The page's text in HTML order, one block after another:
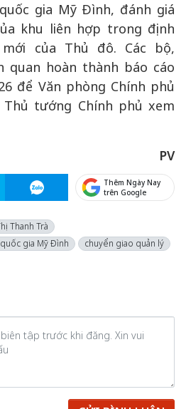
gia Mỹ Đình, đánh giá
khu liên hợp trong định
của Thủ đô. Các bộ,
quan hoàn thành báo cáo
để Văn phòng Chính phủ
tướng Chính phủ xem
PV
Thêm Ngày Nay
trên Google
Thanh Trà
gia Mỹ Đình
chuyển giao quản lý